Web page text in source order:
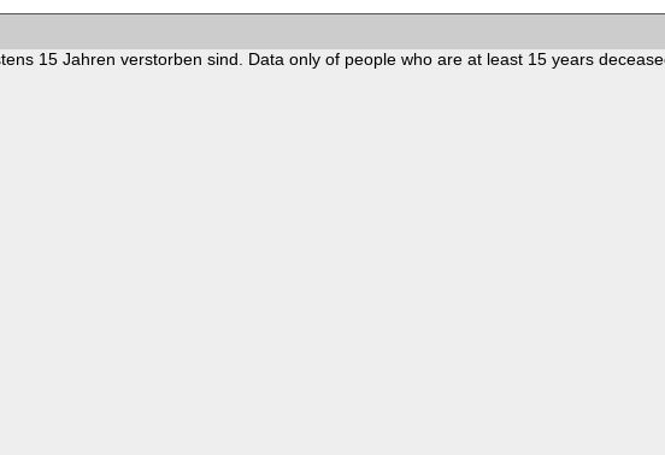
15 Jahren verstorben sind. Data only of people who are at least 15 years